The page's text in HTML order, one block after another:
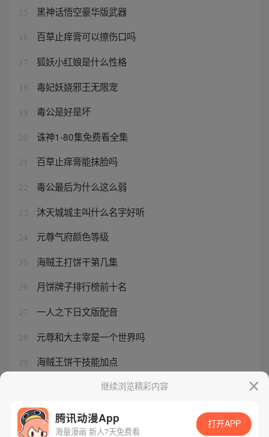
15 黑神话悟空豪华版武器
16 百草止痒膏可以擦伤口吗
17 狐妖小红娘是什么性格
18 毒妃妖娆邪王无限宠
19 毒公是好是坏
20 诛神1-80集免费看全集
21 百草止痒膏能抹脸吗
22 毒公最后为什么这么弱
23 沐天城城主叫什么名字好听
24 元尊气府颜色等级
25 海贼王打饼干第几集
26 月饼牌子排行榜前十名
27 一人之下日文版配音
28 元尊和大主宰是一个世界吗
29 海贼王饼干技能加点
狐妖小红东方灵族后面是什么
继续浏览精彩内容
腾讯动漫App
海量漫画 新人7天免费看
打开APP